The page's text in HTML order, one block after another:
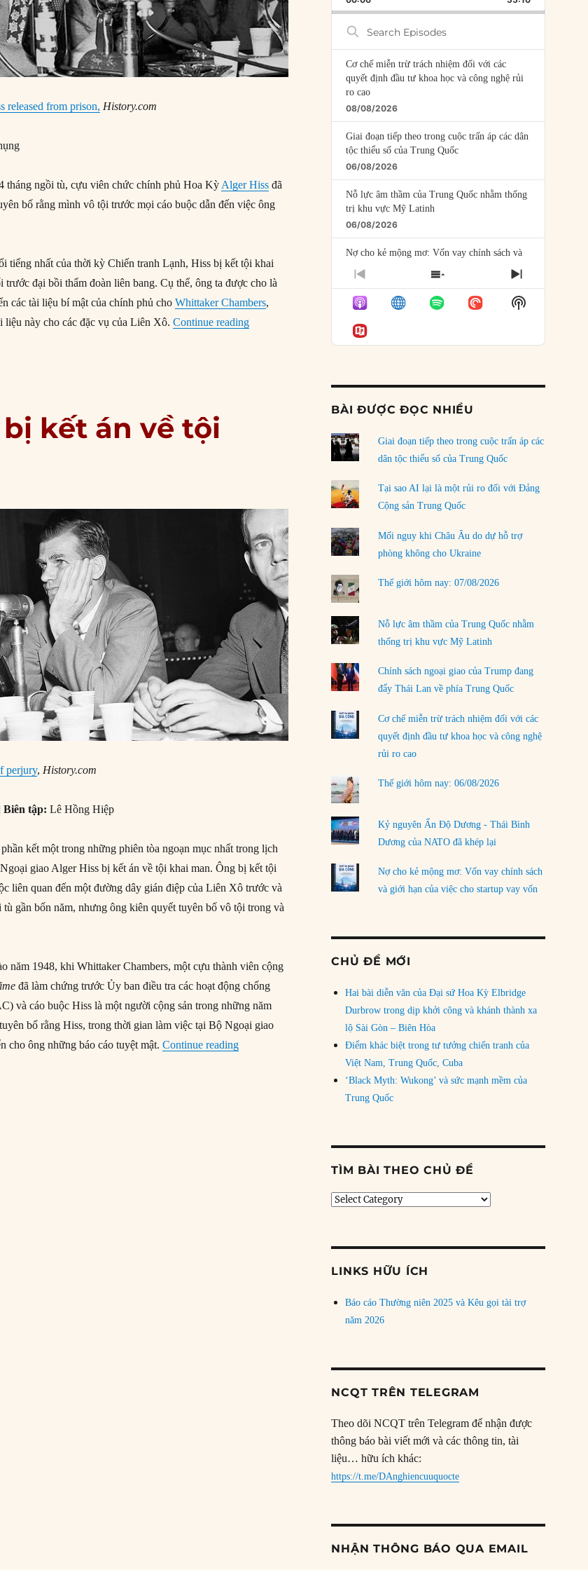
released from prison, History.com
tháng ngồi tù, cựu viên chức chính phủ Hoa Kỳ Alger Hiss đã
bố rằng mình vô tội trước mọi cáo buộc dẫn đến việc ông
tiếng nhất của thời kỳ Chiến tranh Lạnh, Hiss bị kết tội khai
trước đại bồi thẩm đoàn liên bang. Cụ thể, ông ta được cho là
các tài liệu bí mật của chính phủ choWhittaker Chambers,
liệu này cho các đặc vụ của Liên Xô.Continue reading“27/11/1954: Gián điệp Alger Hiss ra tù”
bị kết án về tội
perjury, History.com
Biên tập:Lê Hồng Hiệp
kết một trong những phiên tòa ngoạn mục nhất trong lịch
giao Alger Hiss bị kết án về tội khai man. Ông bị kết tội
liên quan đến một đường dây gián điệp của Liên Xô trước và
gần bốn năm, nhưng ông kiên quyết tuyên bố vô tội trong và
năm 1948, khi Whittaker Chambers, một cựu thành viên cộng
đã làm chứng trước Ủy ban điều tra các hoạt động chống
và cáo buộc Hiss là một người cộng sản trong những năm
bố rằng Hiss, trong thời gian làm việc tại Bộ Ngoại giao
cho ông những báo cáo tuyệt mật.Continue reading“21/01/1950: Alger Hiss bị kết án về tội khai man”
Search
Episodes
Cơ chế miễn trừ trách nhiệm đối với các
quyết định đầu tư khoa học và công nghệ rủi
ro cao
08/08/2026
Giai đoạn tiếp theo trong cuộc trấn áp các dân
tộc thiểu số của Trung Quốc
06/08/2026
Nỗ lực âm thầm của Trung Quốc nhằm thống
trị khu vực Mỹ Latinh
06/08/2026
Nợ cho kẻ mộng mơ: Vốn vay chính sách và
giới hạn của việc cho startup vay vốn
Mỹ Latinh đang trở thành “phòng thí nghiệm”
của phe cánh hữu mới
04/08/2026
Ngoại trưởng Nhật Bản?
Dương
03/08/2026
Đặt cược vào thất bại: Các quỹ đầu tư mạo
hiểm quốc gia và khía cạnh chính trị của vốn
02/08/2026
Làm thế nào để kết thúc Chiến tranh Iran?
01/08/2026
Chiến lược kế tiếp của Bắc Kinh ở Biển Đông
31/07/2026
LOAD MORE
PREVIOUS
EPISODE
SHOW
EPISODES
LIST
NEXT
EPISODE
Show
Podcast
BÀI ĐƯỢC ĐỌC NHIỀU
Giai đoạn tiếp theo trong cuộc trấn áp các
dân tộc thiểu số của Trung Quốc
Tại sao AI lại là một rủi ro đối với Đảng
Cộng sản Trung Quốc
Mối nguy khi Châu Âu do dự hỗ trợ
phòng không cho Ukraine
Thế giới hôm nay: 07/08/2026
Nỗ lực âm thầm của Trung Quốc nhằm
thống trị khu vực Mỹ Latinh
Chính sách ngoại giao của Trump đang
đẩy Thái Lan về phía Trung Quốc
Cơ chế miễn trừ trách nhiệm đối với các
quyết định đầu tư khoa học và công nghệ
rủi ro cao
Thế giới hôm nay: 06/08/2026
Kỷ nguyên Ấn Độ Dương - Thái Bình
Dương của NATO đã khép lại
Nợ cho kẻ mộng mơ: Vốn vay chính sách
và giới hạn của việc cho startup vay vốn
CHỦ ĐỀ MỚI
Hai bài diễn văn của Đại sứ Hoa Kỳ Elbridge
Durbrow trong dịp khởi công và khánh thành xa
lộ Sài Gòn – Biên Hòa
Điểm khác biệt trong tư tưởng chiến tranh của
Việt Nam, Trung Quốc, Cuba
‘Black Myth: Wukong’ và sức mạnh mềm của
Trung Quốc
TÌM BÀI THEO CHỦ ĐỀ
Tìm
LINKS HỮU ÍCH
Báo cáo Thường niên 2025 và Kêu gọi tài trợ
năm 2026
NCQT TRÊN TELEGRAM
Theo dõi NCQT trên Telegram để nhận được
thông báo bài viết mới và các thông tin, tài
liệu… hữu ích khác:
https://t.me/DAnghiencuuquocte
NHẬN THÔNG BÁO QUA EMAIL